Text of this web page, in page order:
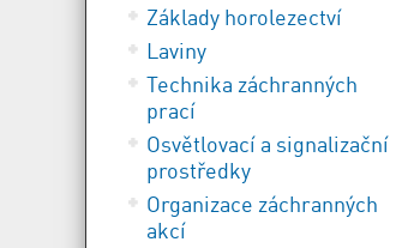
Základy horolezectví
Laviny
Technika záchranných
prací
Osvětlovací a signalizační
prostředky
Organizace záchranných
akcí